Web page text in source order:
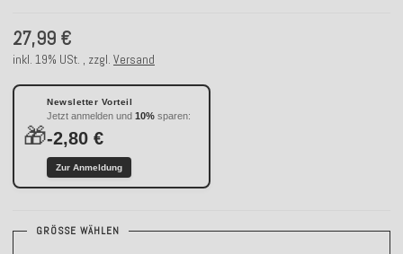
27,99 €
inkl. 19% USt. , zzgl. Versand
🎁
Newsletter Vorteil
Jetzt anmelden und 10% sparen:
-2,80 €
Zur Anmeldung
GRÖSSE WÄHLEN